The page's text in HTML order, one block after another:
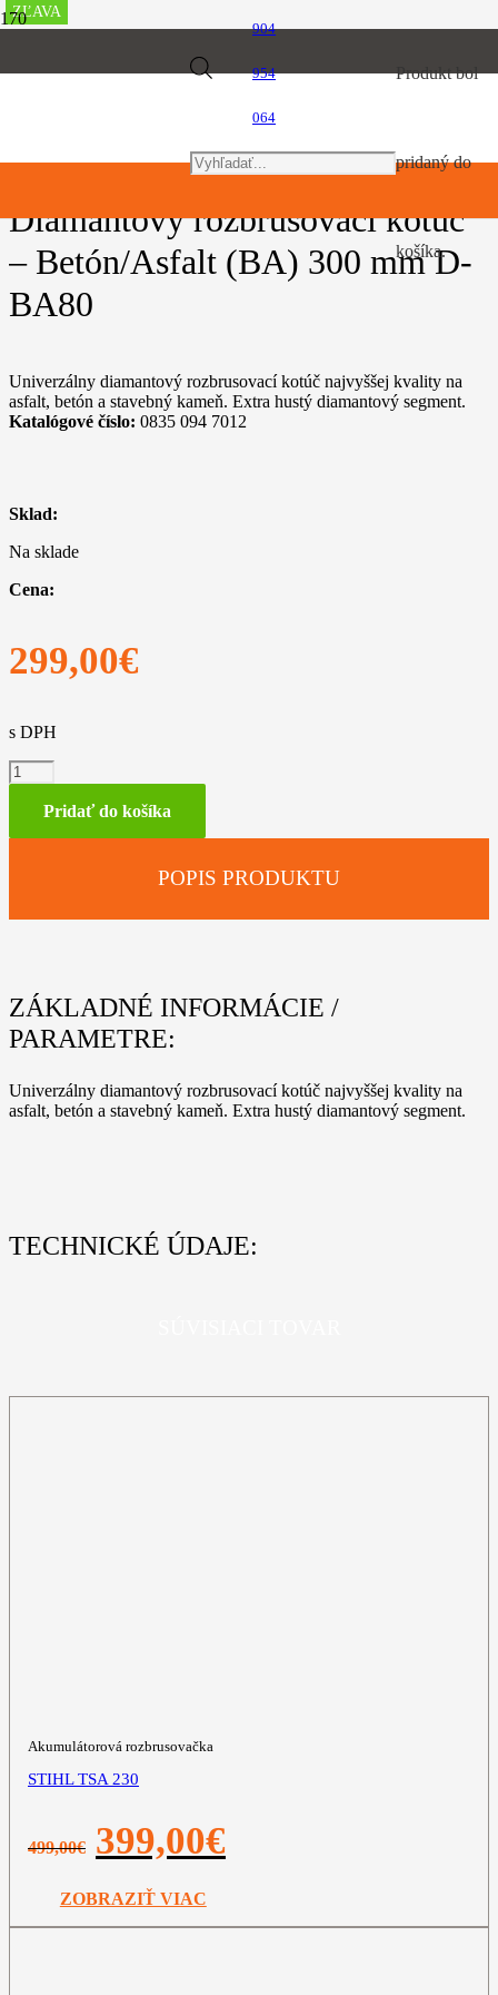
904
954
064
Products
search
Produktbol
pridaný do
košíka.
Rozbrusovačky a píly na betón
Diamantový rozbrusovací kotúč
– Betón/Asfalt (BA) 300 mm D-
BA80
Univerzálny diamantový rozbrusovací kotúč najvyššej kvality na
asfalt, betón a stavebný kameň. Extra hustý diamantový segment.
Katalógové číslo: 0835 094 7012
Sklad:
Na sklade
Cena:
299,00€
s DPH
množstvo
Diamantový
rozbrusovací
Pridať do košíka
POPIS PRODUKTU
ZÁKLADNÉ INFORMÁCIE /
PARAMETRE:
Univerzálny diamantový rozbrusovací kotúč najvyššej kvality na
asfalt, betón a stavebný kameň. Extra hustý diamantový segment.
TECHNICKÉ ÚDAJE:
ZĽAVA
Akumulátorová rozbrusovačka
STIHL TSA 230
499,00€
Pôvodná
cena
499,00€.
399,00€
ZOBRAZIŤ VIAC
ZĽAVA